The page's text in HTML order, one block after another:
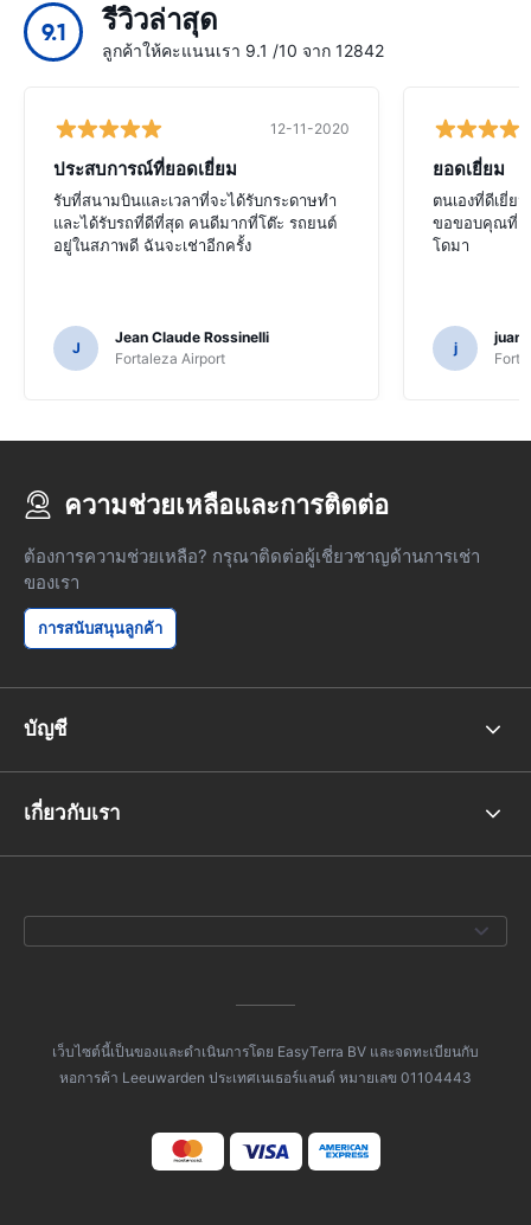
9.1 รีวิวล่าสุด
ลูกค้าให้คะแนนเรา 9.1 /10 จาก 12842
12-11-2020
ประสบการณ์ที่ยอดเยี่ยม
รับที่สนามบินและเวลาที่จะได้รับกระดาษทำ
และได้รับรถที่ดีที่สุด คนดีมากที่โต๊ะ รถยนต์
อยู่ในสภาพดี ฉันจะเช่าอีกครั้ง
J
Jean Claude Rossinelli
Fortaleza Airport
ยอดเยี่ยม
ตนเองที่ดีเยี่ย
ขอขอบคุณที่เร
โดมา
j
juan
ความช่วยเหลือและการติดต่อ
ต้องการความช่วยเหลือ? กรุณาติดต่อผู้เชี่ยวชาญด้านการเช่า
ของเรา
การสนับสนุนลูกค้า
บัญชี
เกี่ยวกับเรา
เว็บไซต์นี้เป็นของและดำเนินการโดย EasyTerra BV และจดทะเบียนกับ
หอการค้า Leeuwarden ประเทศเนเธอร์แลนด์ หมายเลข 01104443